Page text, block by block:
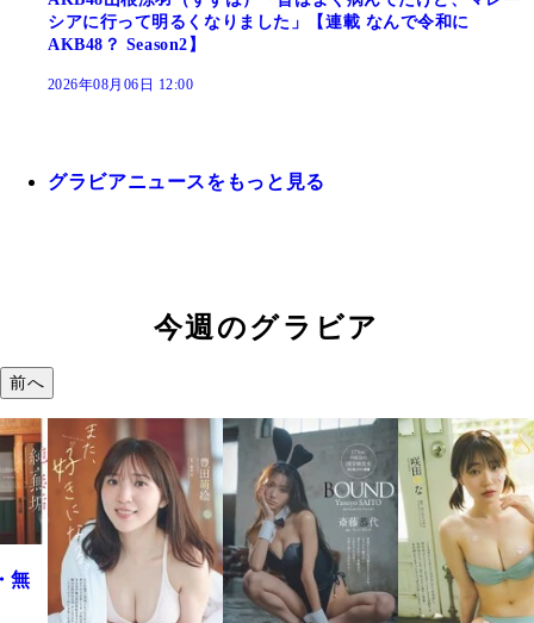
シアに行って明るくなりました」【連載 なんで令和に
AKB48？ Season2】
2026年08月06日 12:00
グラビアニュースをもっと見る
今週のグラビア
前へ